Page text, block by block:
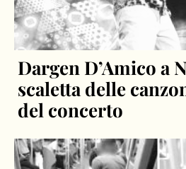
Dargen D’Amico a
scaletta delle
del concerto